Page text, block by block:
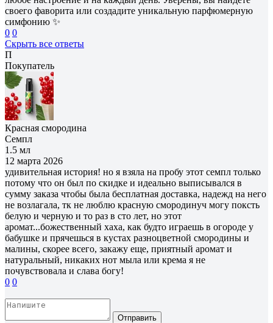
своего фаворита или создадите уникальную парфюмерную
симфонию ✨
0 0
Скрыть все ответы
П
Покупатель
Красная смородина
Семпл
1.5 мл
12 марта 2026
удивительная история! но я взяла на пробу этот семпл только
потому что он был по скидке и идеально выписывался в
сумму заказа чтобы была бесплатная доставка, надежд на него
не возлагала, тк не люблю красную смородинуч могу поксть
белую и черную и то раз в сто лет, но этот
аромат...божественный хаха, как будто играешь в огороде у
бабушке и прячешься в кустах разноцветной смородины и
малины, скорее всего, закажу еще, приятный аромат и
натуральный, никаких нот мыла или крема я не
почувствовала и слава богу!
0 0
Отправить